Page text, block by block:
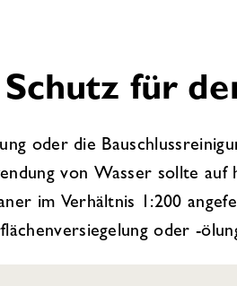
für
oder die
von Wasser sollte
im Verhältnis 1:200
oder -